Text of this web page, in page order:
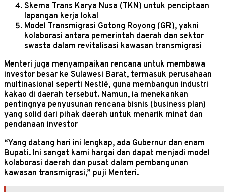
Skema Trans Karya Nusa (TKN) untuk penciptaan
lapangan kerja lokal
Model Transmigrasi Gotong Royong (GR), yakni
kolaborasi antara pemerintah daerah dan sektor
swasta dalam revitalisasi kawasan transmigrasi
Menteri juga menyampaikan rencana untuk membawa
investor besar ke Sulawesi Barat, termasuk perusahaan
multinasional seperti Nestlé, guna membangun industri
kakao di daerah tersebut. Namun, ia menekankan
pentingnya penyusunan rencana bisnis (business plan)
yang solid dari pihak daerah untuk menarik minat dan
pendanaan investor
“Yang datang hari ini lengkap, ada Gubernur dan enam
Bupati. Ini sangat kami hargai dan dapat menjadi model
kolaborasi daerah dan pusat dalam pembangunan
kawasan transmigrasi,” puji Menteri.